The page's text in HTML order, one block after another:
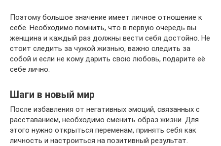
Поэтому большое значение имеет личное отношение к
себе. Необходимо помнить, что в первую очередь вы
женщина и каждый раз должны вести себя достойно. Не
стоит следить за чужой жизнью, важно следить за
собой и если не кому дарить свою любовь, подарите её
себе лично.
Шаги в новый мир
После избавления от негативных эмоций, связанных с
расставанием, необходимо сменить образ жизни. Для
этого нужно открыться переменам, принять себя как
личность и настроиться на позитивный результат.